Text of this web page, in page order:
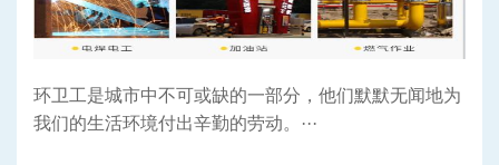
环卫工是城市中不可或缺的一部分，他们默默无闻地为
我们的生活环境付出辛勤的劳动。···